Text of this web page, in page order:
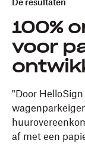
De resultaten
100%
voor
"Door
af met een